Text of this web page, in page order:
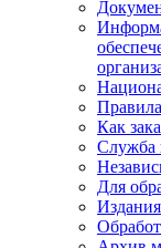
Как
Служба
Для
Издания